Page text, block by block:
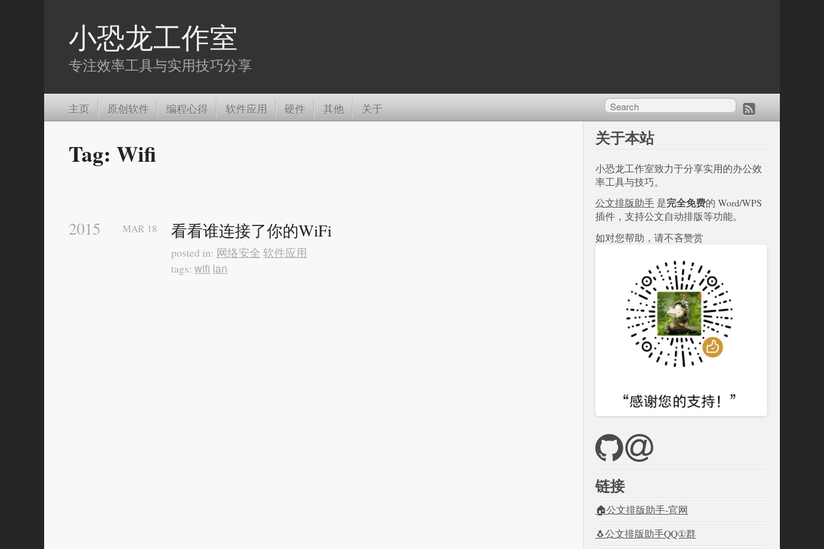
小恐龙工作室
专注效率工具与实用技巧分享
主页 原创软件 编程心得 软件应用 硬件 其他 关于
Tag: Wifi
2015 看看谁连接了你的WiFi
MAR 18
posted in: 网络安全 软件应用
tags:wifi lan
关于本站
小恐龙工作室致力于分享实用的办公效
率工具与技巧。
公文排版助手 是完全免费的 Word/WPS
插件，支持公文自动排版等功能。
如对您帮助，请不吝赞赏
链接
🏠公文排版助手-官网
🐧公文排版助手QQ①群